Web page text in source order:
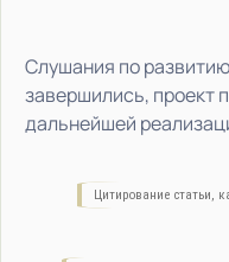
Слушания по
завершились, проект
дальнейшей
Цитирование статьи,